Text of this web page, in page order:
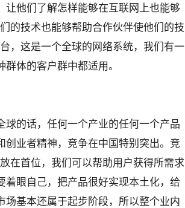
他们了解怎样能够在互联网上也能够
的技术也能够帮助合作伙伴使他们的技
，这是一个全球的网络系统，我们有一
体的客户群中都适用。
的话，任何一个产业的任何一个产品
业者精神，竞争在中国特别突出。竞
在首位，我们可以帮助用户获得所需求
眼自己，把产品很好实现本土化，给
基本还属于起步阶段，所以整个业内